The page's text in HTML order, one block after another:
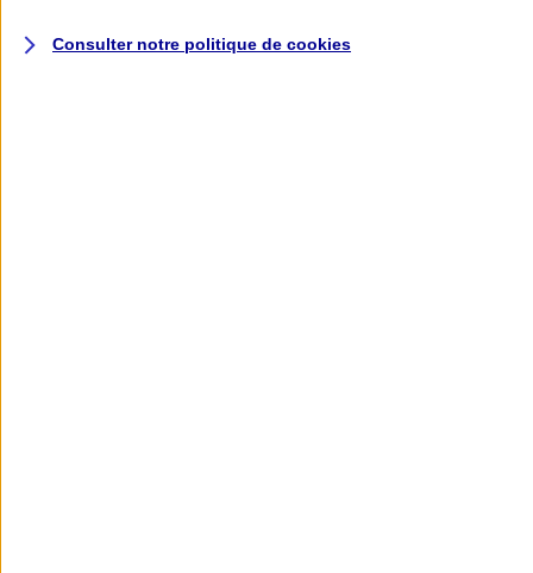
Consulter notre politique de cookies